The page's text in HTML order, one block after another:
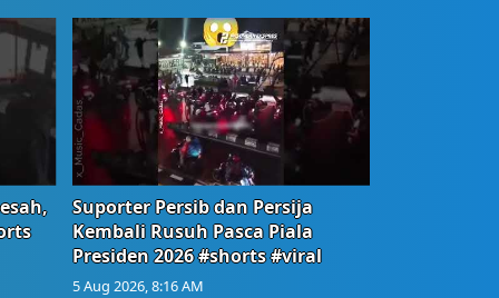
Suporter Persib dan Persija
Kembali Rusuh Pasca Piala
Presiden 2026 #shorts #viral
5 Aug 2026, 8:16 AM